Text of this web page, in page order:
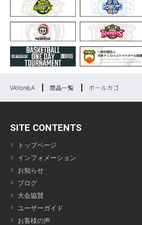
VAYoreLA 商品一覧 ボールカゴ
SITE CONTENTS
トップページ
インフォメーション
お知らせ
ブログ
大会協賛
ユーザーガイド
お客様の声